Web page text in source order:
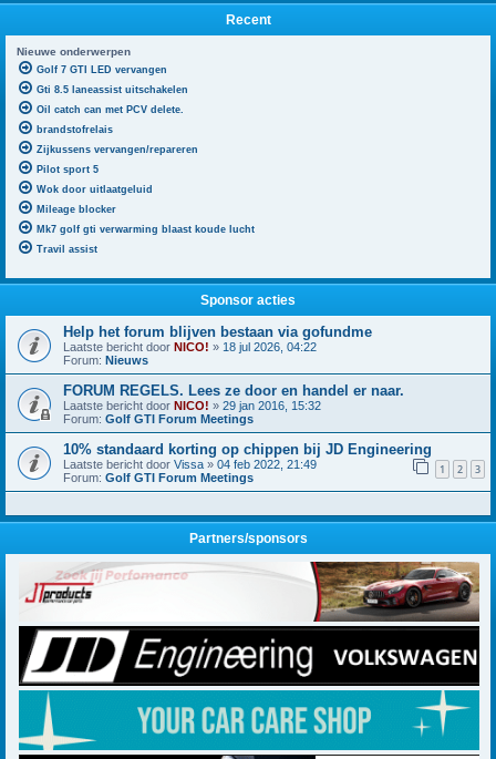
Recent
Nieuwe onderwerpen
Golf 7 GTI LED vervangen
Gti 8.5 laneassist uitschakelen
Oil catch can met PCV delete.
brandstofrelais
Zijkussens vervangen/repareren
Pilot sport 5
Wok door uitlaatgeluid
Mileage blocker
Mk7 golf gti verwarming blaast koude lucht
Travil assist
Sponsor acties
Help het forum blijven bestaan via gofundme
Laatste bericht door NICO! » 18 jul 2026, 04:22
Forum: Nieuws
FORUM REGELS. Lees ze door en handel er naar.
Laatste bericht door NICO! » 29 jan 2016, 15:32
Forum: Golf GTI Forum Meetings
10% standaard korting op chippen bij JD Engineering
1 2 3
Laatste bericht door Vissa » 04 feb 2022, 21:49
Forum: Golf GTI Forum Meetings
Partners/sponsors